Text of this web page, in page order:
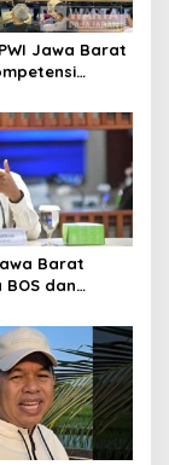
Jawa Barat
Barat
BOS dan
Sekolah